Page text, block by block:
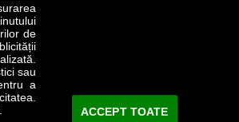
OPINII
Magazin
de
sau
a
ACCEPT TOATE